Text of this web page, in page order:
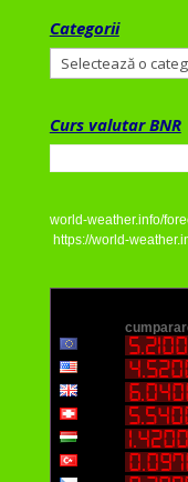
Categorii
Categorii
Curs valutar BNR
world-weather.info/
https://world-